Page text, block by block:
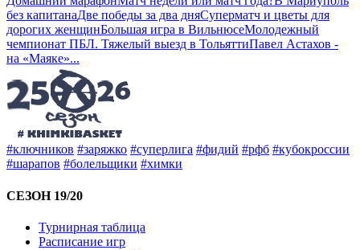
без капитанаДве победы за два дняСуперматч и цветы для
дорогих женщинБольшая игра в ВильнюсеМолодежный
чемпионат ПБЛ. Тяжелый выезд в ТольяттиПавел Астахов -
на «Маяке»...
#ключников #заряжко #суперлига #фидий #рфб #кубокроссии
#шарапов #болельщики #химки
СЕЗОН 19/20
Турнирная таблица
Расписание игр